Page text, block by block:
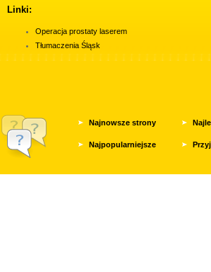
Linki:
Operacja prostaty laserem
Tłumaczenia Śląsk
Najnowsze strony
Najpopularniejsze